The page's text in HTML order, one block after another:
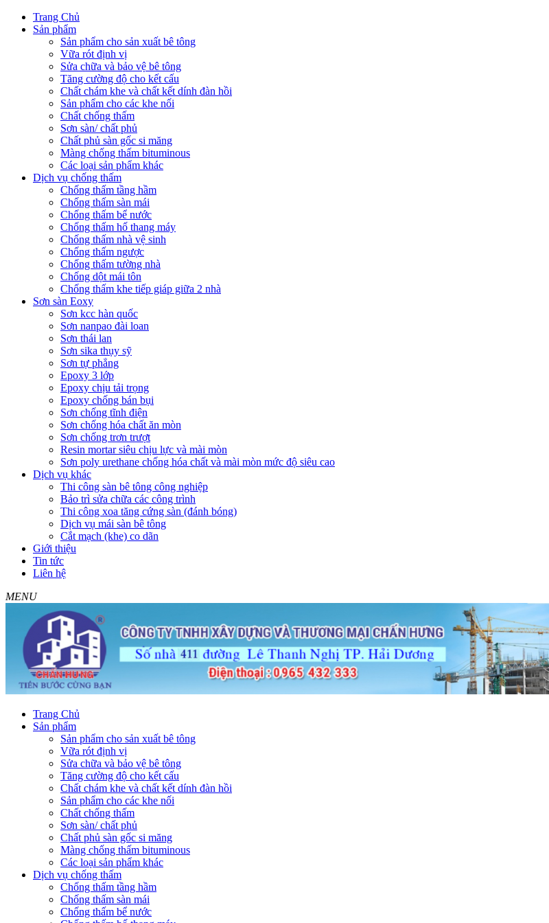
Trang Chủ
Sản phẩm
Sản phẩm cho sản xuất bê tông
Vữa rót định vị
Sửa chữa và bảo vệ bê tông
Tăng cường độ cho kết cấu
Chất chám khe và chất kết dính đàn hồi
Sản phẩm cho các khe nối
Chất chống thấm
Sơn sàn/ chất phủ
Chất phủ sàn gốc si măng
Màng chống thấm bituminous
Các loại sản phẩm khác
Dịch vụ chống thấm
Chống thấm tầng hầm
Chống thấm sàn mái
Chống thấm bể nước
Chống thấm hố thang máy
Chống thấm nhà vệ sinh
Chống thấm ngược
Chống thấm tường nhà
Chống dột mái tôn
Chống thấm khe tiếp giáp giữa 2 nhà
Sơn sàn Eoxy
Sơn kcc hàn quốc
Sơn nanpao đài loan
Sơn thái lan
Sơn sika thụy sỹ
Sơn tự phẳng
Epoxy 3 lớp
Epoxy chịu tải trọng
Epoxy chống bán bụi
Sơn chống tĩnh điện
Sơn chống hóa chất ăn mòn
Sơn chống trơn trượt
Resin mortar siêu chịu lực và mài mòn
Sơn poly urethane chống hóa chất và mài mòn mức độ siêu cao
Dịch vụ khác
Thi công sàn bê tông công nghiệp
Bảo trì sửa chữa các công trình
Thi công xoa tăng cứng sàn (đánh bóng)
Dịch vụ mái sàn bê tông
Cắt mạch (khe) co dãn
Giới thiệu
Tin tức
Liên hệ
MENU
Trang Chủ
Sản phẩm
Sản phẩm cho sản xuất bê tông
Vữa rót định vị
Sửa chữa và bảo vệ bê tông
Tăng cường độ cho kết cấu
Chất chám khe và chất kết dính đàn hồi
Sản phẩm cho các khe nối
Chất chống thấm
Sơn sàn/ chất phủ
Chất phủ sàn gốc si măng
Màng chống thấm bituminous
Các loại sản phẩm khác
Dịch vụ chống thấm
Chống thấm tầng hầm
Chống thấm sàn mái
Chống thấm bể nước